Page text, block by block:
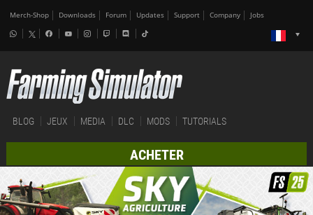
Merch-Shop Downloads Forum Updates Support Company Jobs
BLOG JEUX MEDIA DLC MODS TUTORIALS
ACHETER